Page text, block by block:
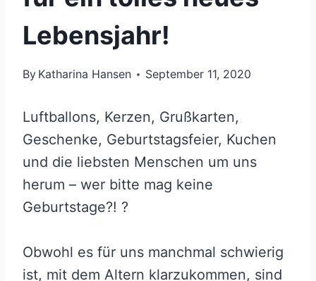
Lebensjahr!
By Katharina Hansen September 11, 2020
Luftballons, Kerzen, Grußkarten,
Geschenke, Geburtstagsfeier, Kuchen
und die liebsten Menschen um uns
herum – wer bitte mag keine
Geburtstage?! ?
Obwohl es für uns manchmal schwierig
ist, mit dem Altern klarzukommen, sind